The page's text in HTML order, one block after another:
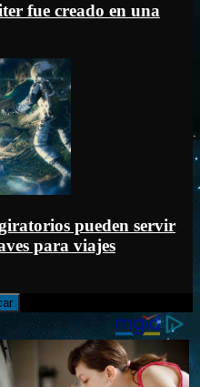
fue creado en una
pueden servir
para viajes